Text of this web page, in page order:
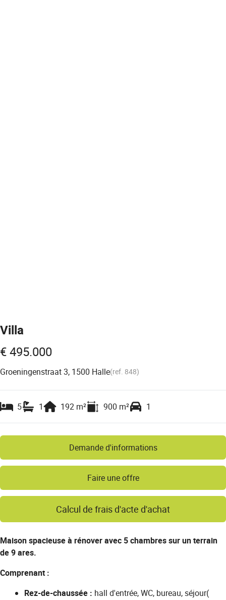
Villa
€ 495.000
Groeningenstraat 3, 1500 Halle(ref. 848)
5 1 192 m² 900 m² 1
Demande d'informations
Faire une offre
Calcul de frais d'acte d'achat
Maison spacieuse à rénover avec 5 chambres sur un terrain
de 9 ares.
Comprenant :
Rez-de-chaussée : hall d'entrée, WC, bureau, séjour(